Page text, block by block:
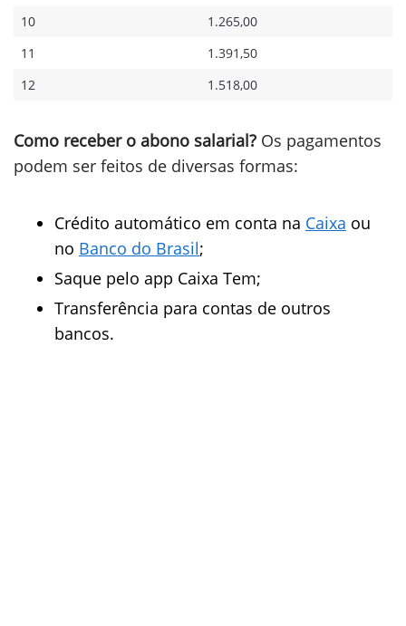
10
1.265,00
11
1.391,50
12
1.518,00
Como receber o abono salarial? Os pagamentos
podem ser feitos de diversas formas:
Crédito automático em conta na Caixa ou
no Banco do Brasil;
Saque pelo app Caixa Tem;
Transferência para contas de outros
bancos.